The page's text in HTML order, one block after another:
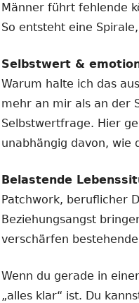
Männer führt fehlende
So entsteht eine
Selbstwert &
Warum halte ich das
mehr an mir als an der
Selbstwertfrage. Hier
unabhängig davon, wie
Belastende
Patchwork, beruflicher
Beziehungsangst
verschärfen
Wenn du gerade in
„alles klar“ ist. Du